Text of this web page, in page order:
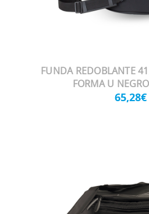
FUNDA REDOBLANTE
FORMA U
65,28€